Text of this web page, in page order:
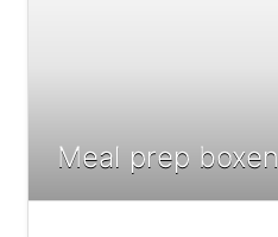
Meal prep boxen